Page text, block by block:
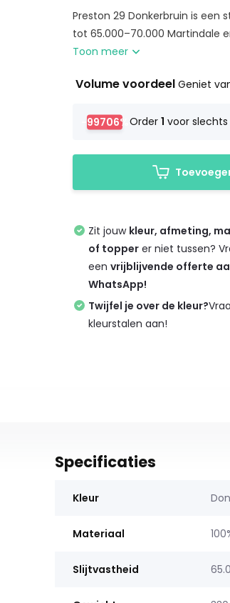
Preston 29 Donkerbruin is een
tot 65.000–70.000 Martindale
Toon meer
Volume voordeelGeniet
-99706% Order1 voor slechts
Zit jouw kleur, afmeting,
of topper er niet tussen?
eenvrijblijvende offerte
WhatsApp!
Twijfel je over de kleur?
kleurstalen aan!
Specificaties
Kleur
Materiaal
Slijtvastheid